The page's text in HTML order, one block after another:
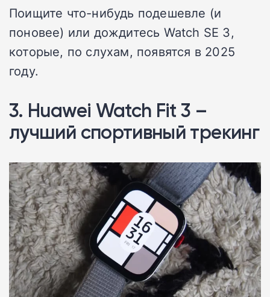
Поищите что-нибудь подешевле (и
поновее) или дождитесь Watch SE 3,
которые, по слухам, появятся в 2025
году.
3. Huawei Watch Fit 3 –
лучший спортивный трекинг